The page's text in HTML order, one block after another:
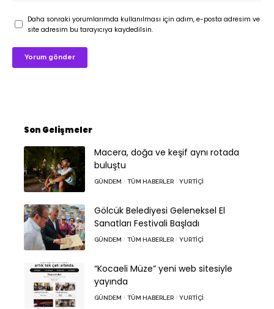
Daha sonraki yorumlarımda kullanılması için adım, e-posta adresim ve
site adresim bu tarayıcıya kaydedilsin.
Son Gelişmeler
Macera, doğa ve keşif aynı rotada
buluştu
GÜNDEM TÜM HABERLER YURTIÇI
Gölcük Belediyesi Geleneksel El
Sanatları Festivali Başladı
GÜNDEM TÜM HABERLER YURTIÇI
“Kocaeli Müze” yeni web sitesiyle
yayında
GÜNDEM TÜM HABERLER YURTIÇI